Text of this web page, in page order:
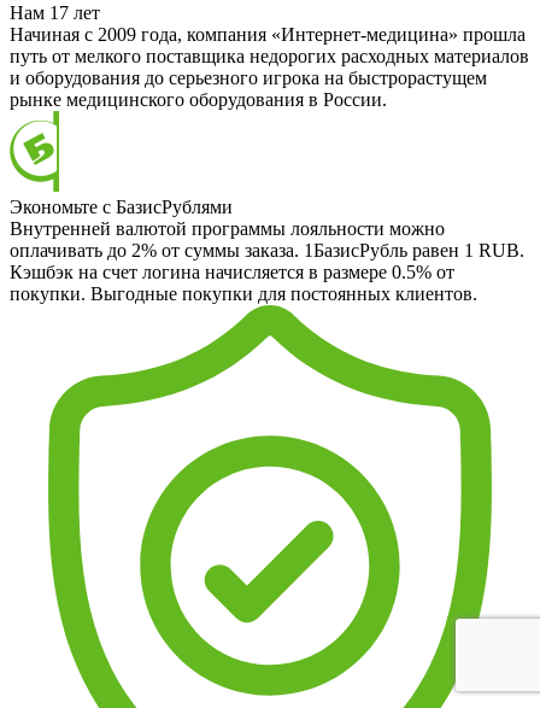
Нам 17 лет
Начиная с 2009 года, компания «Интернет-медицина» прошла
путь от мелкого поставщика недорогих расходных материалов
и оборудования до серьезного игрока на быстрорастущем
рынке медицинского оборудования в России.
Экономьте с БазисРублями
Внутренней валютой программы лояльности можно
оплачивать до 2% от суммы заказа. 1БазисРубль равен 1 RUB.
Кэшбэк на счет логина начисляется в размере 0.5% от
покупки. Выгодные покупки для постоянных клиентов.